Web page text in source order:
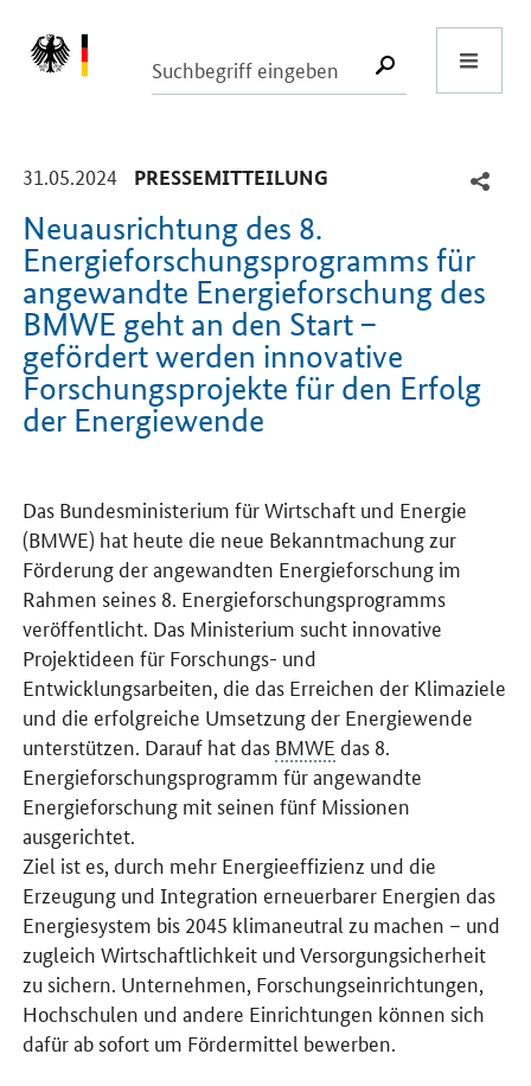
SUCHE
31.05.2024 -
PRESSEMITTEILUNG
Neuausrichtung des 8.
Energieforschungsprogramms für
angewandte Energieforschung des
BMWE geht an den Start –
gefördert werden innovative
Forschungsprojekte für den Erfolg
der Energiewende
Das Bundesministerium für Wirtschaft und Energie
(BMWE) hat heute die neue Bekanntmachung zur
Förderung der angewandten Energieforschung im
Rahmen seines 8. Energieforschungsprogramms
veröffentlicht. Das Ministerium sucht innovative
Projektideen für Forschungs- und
Entwicklungsarbeiten, die das Erreichen der Klimaziele
und die erfolgreiche Umsetzung der Energiewende
unterstützen. Darauf hat das BMWE das 8.
Energieforschungsprogramm für angewandte
Energieforschung mit seinen fünf Missionen
ausgerichtet.
Ziel ist es, durch mehr Energieeffizienz und die
Erzeugung und Integration erneuerbarer Energien das
Energiesystem bis 2045 klimaneutral zu machen – und
zugleich Wirtschaftlichkeit und Versorgungsicherheit
zu sichern. Unternehmen, Forschungseinrichtungen,
Hochschulen und andere Einrichtungen können sich
dafür ab sofort um Fördermittel bewerben.